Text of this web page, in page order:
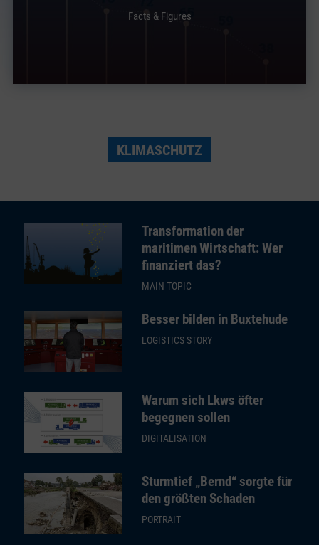
Facts & Figures
KLIMASCHUTZ
Transformation der
maritimen Wirtschaft: Wer
finanziert das?
MAIN TOPIC
Besser bilden in Buxtehude
LOGISTICS STORY
Warum sich Lkws öfter
begegnen sollen
DIGITALISATION
Sturmtief „Bernd“ sorgte für
den größten Schaden
PORTRAIT